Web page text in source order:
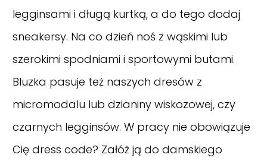
legginsami i długą kurtką, a do tego dodaj
sneakersy. Na co dzień noś z wąskimi lub
szerokimi spodniami i sportowymi butami.
Bluzka pasuje też naszych dresów z
micromodalu lub dzianiny wiskozowej, czy
czarnych legginsów. W pracy nie obowiązuje
Cię dress code? Załóż ją do damskiego